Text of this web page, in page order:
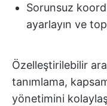
Sorunsuz
ayarlayın ve
Özelleştirilebilir
tanımlama,
yönetimini